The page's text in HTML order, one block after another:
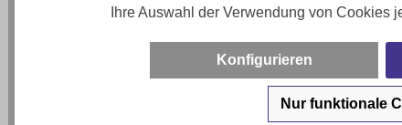
Vanessa Hartung - und Ihr Team sind für
02203 35826 220
shop@troesser.de
Ihre Auswahl der Verwendung von Cookies
Konfigurieren
Nur funktionale